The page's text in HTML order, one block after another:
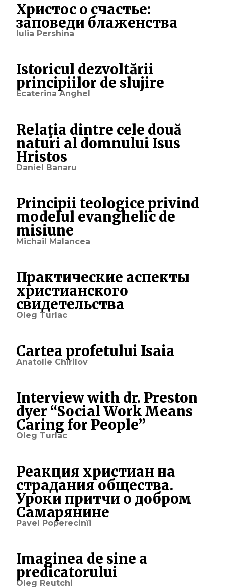
Христос о счастье:
заповеди блаженства
Iulia Pershina
Istoricul dezvoltării
principiilor de slujire
Ecaterina Anghel
Relaţia dintre cele două
naturi al domnului Isus
Hristos
Daniel Banaru
Principii teologice privind
modelul evanghelic de
misiune
Michail Malancea
Практические аспекты
христианского
свидетельства
Oleg Turlac
Cartea profetului Isaia
Anatolie Chirilov
Interview with dr. Preston
dyer “Social Work Means
Caring for People”
Oleg Turlac
Реакция христиан на
страдания общества.
Уроки притчи о добром
Cамарянине
Pavel Poperecinîi
Imaginea de sine a
predicatorului
Oleg Reutchi